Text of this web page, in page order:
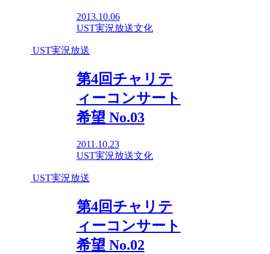
2013.10.06
UST実況放送文化
UST実況放送
第4回チャリテ
ィーコンサート
希望 No.03
2011.10.23
UST実況放送文化
UST実況放送
第4回チャリテ
ィーコンサート
希望 No.02